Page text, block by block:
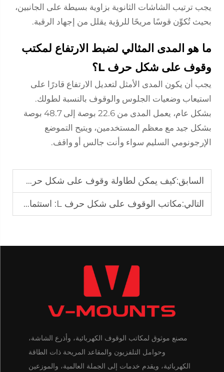
يجب ترتيب الشاشات الثانوية بزاوية بسيطة على الجانبين،
بحيث تُكوِّن قوسًا مريحًا للرؤية يقلل من إجهاد الرقبة.
ما هو المدى المثالي لضبط الارتفاع لمكتب
وقوف على شكل حرف L؟
يجب أن يكون المدى الأمثل لتعديل الارتفاع قادرًا على
استيعاب وضعيات الجلوس والوقوف بالنسبة لطولك.
بشكل عام، يعمل المدى من 22.6 بوصة إلى 48.7 بوصة
بشكل جيد مع معظم المستخدمين، ويتيح التموضع
الإرجونومي السليم سواء وأنت جالس أو واقف.
السابق:كيف يمكن لطاولة وقوف على شكل حرف L تحسين كفاءة سير العمل؟
التالي:مكاتب الوقوف على شكل حرف L: استثمار أكثر ذكاءً للمكاتب المتنامية
مصنع موثوق لمكاتب الوقوف الكهربائية، وأذرع الشاشة،
وحوامل التلفزيون والمقاعد المريحة ذات الطاقة
الكهربائية، ويقدم خدمات إلى الجملة العالمية، والموزعين